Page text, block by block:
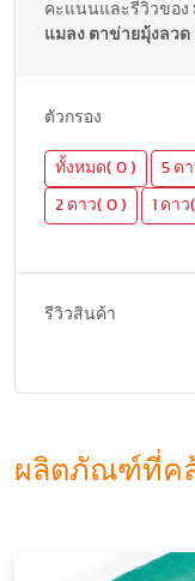
คะแนนและรีวิวของ
แมลง ตาข่ายมุ้งลว
ตัวกรอง
ทั้งหมด( 0 ) 5 ด
2 ดาว( 0 ) 1 ดาว
รีวิวสินค้า
ผลิตภัณฑ์ที่ค